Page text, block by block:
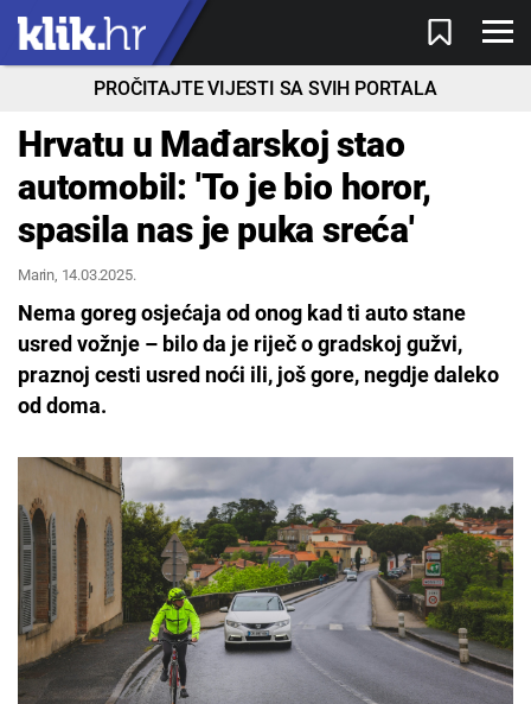
PROČITAJTE VIJESTI SA SVIH PORTALA
Hrvatu u Mađarskoj stao
automobil: 'To je bio horor,
spasila nas je puka sreća'
Marin, 14.03.2025.
Nema goreg osjećaja od onog kad ti auto stane
usred vožnje – bilo da je riječ o gradskoj gužvi,
praznoj cesti usred noći ili, još gore, negdje daleko
od doma.